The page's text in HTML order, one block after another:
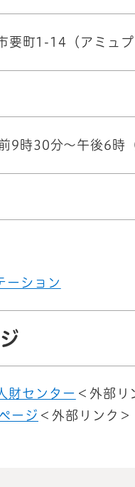
町1-14（アミュプ
9時30分～午後6時
ーション
財センター ＜外部リ
ージ ＜外部リンク＞